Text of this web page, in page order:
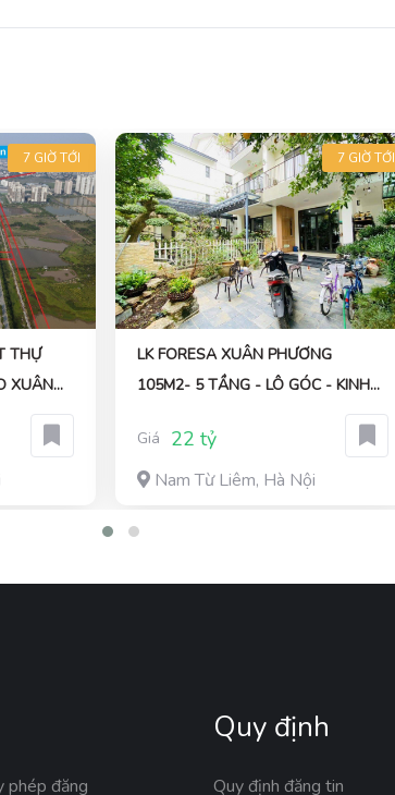
7 GIỜ TỚI
THỰ
XUÂN
7 GIỜ TỚI
LK FORESA XUÂN PHƯƠNG
105M2- 5 TẦNG - LÔ GÓC - KINH
DOANH - ĐÓN Q.HOẠCH METRO 6
Giá
22 tỷ
Nam Từ Liêm, Hà Nội
phép đăng
Quy định
Quy định đăng tin